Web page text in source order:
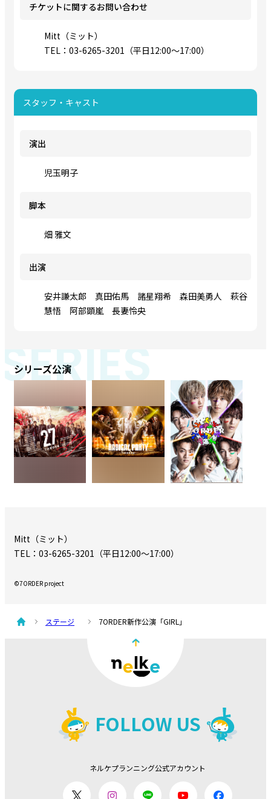
チケットに関するお問い合わせ
Mitt（ミット）
TEL：03-6265-3201（平日12:00～17:00）
スタッフ・キャスト
演出
児玉明子
脚本
畑 雅文
出演
安井謙太郎 真田佑馬 諸星翔希 森田美勇人 萩谷
慧悟 阿部顕嵐 長妻怜央
シリーズ公演
SERIES
Mitt（ミット）
TEL：03-6265-3201（平日12:00～17:00）
©7ORDER project
ステージ 7ORDER新作公演「GIRL」
FOLLOW US
ネルケプランニング公式アカウント